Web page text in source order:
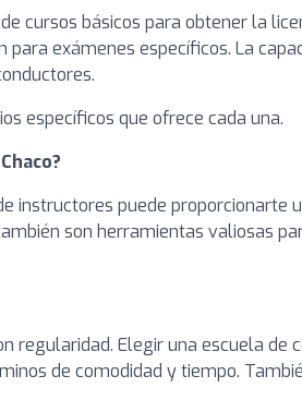
cursos básicos para obtener la
exámenes específicos. La
específicos que ofrece cada una.
instructores puede proporcionarte
son herramientas valiosas
regularidad. Elegir una escuela de
de comodidad y tiempo.